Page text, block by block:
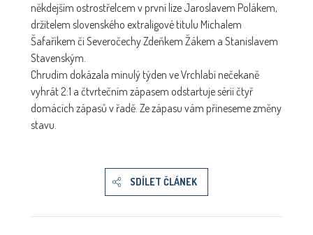
někdejším ostrostřelcem v první lize Jaroslavem Polákem,
držitelem slovenského extraligové titulu Michalem
Šafaříkem či Severočechy Zdeňkem Žákem a Stanislavem
Stavenským.
Chrudim dokázala minulý týden ve Vrchlabí nečekaně
vyhrát 2:1 a čtvrtečním zápasem odstartuje sérii čtyř
domácích zápasů v řadě. Ze zápasu vám přineseme změny
stavu.
SDÍLET ČLÁNEK